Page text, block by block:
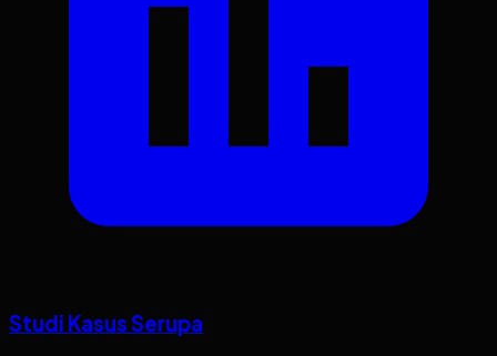
Studi Kasus Serupa